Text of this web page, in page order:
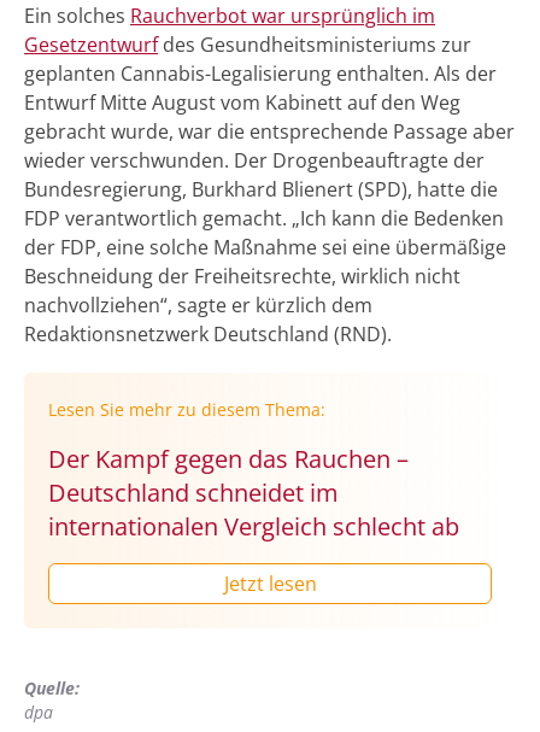
Ein solches Rauchverbot war ursprünglich im
Gesetzentwurfdes Gesundheitsministeriums zur
geplanten Cannabis-Legalisierung enthalten. Als der
Entwurf Mitte August vom Kabinett auf den Weg
gebracht wurde, war die entsprechende Passage aber
wieder verschwunden. Der Drogenbeauftragte der
Bundesregierung, Burkhard Blienert (SPD), hatte die
FDP verantwortlich gemacht. „Ich kann die Bedenken
der FDP, eine solche Maßnahme sei eine übermäßige
Beschneidung der Freiheitsrechte, wirklich nicht
nachvollziehen“, sagte er kürzlich dem
Redaktionsnetzwerk Deutschland (RND).
Lesen Sie mehr zu diesem Thema:
Der Kampf gegen das Rauchen –
Deutschland schneidet im
internationalen Vergleich schlecht ab
Jetzt lesen
Quelle:
dpa